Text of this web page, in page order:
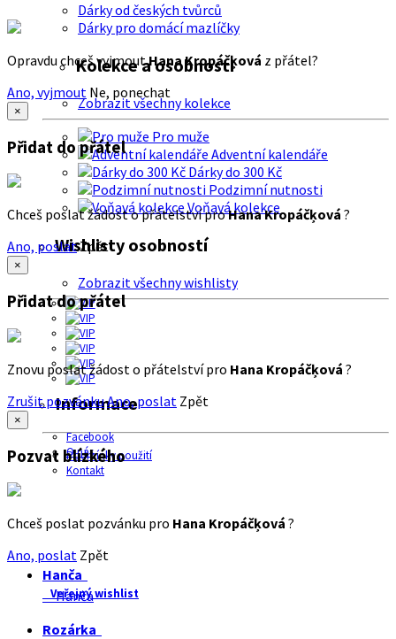
Dárky od českých tvůrců
Dárky pro domácí mazlíčky
Kolekce a osobnosti
Zobrazit všechny kolekce
Pro muže
Adventní kalendáře
Dárky do 300 Kč
Podzimní nutnosti
Voňavá kolekce
Wishlisty osobností
Zobrazit všechny wishlisty
Informace
Facebook
O nás
Podmínky použití
Kontakt
Opravdu chceš vyjmoutHana Kropáčķová z přátel?
Ano, vyjmout Ne, ponechat
×
Přidat do přátel
Chceš poslat žádost o přátelství proHana Kropáčķová ?
Ano, poslatZpět
×
Přidat do přátel
Znovu poslat žádost o přátelství pro Hana Kropáčķová ?
Zrušit pozvánkuAno, poslat Zpět
×
Pozvat blízkého
Chceš poslat pozvánku pro Hana Kropáčķová ?
Ano, poslat Zpět
Hanča
Veřejný wishlist
Hanča
Rozárka